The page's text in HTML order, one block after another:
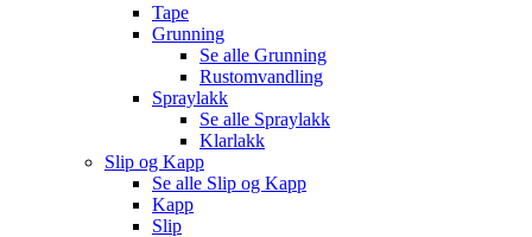
Tape
Grunning
Se alle Grunning
Rustomvandling
Spraylakk
Se alle Spraylakk
Klarlakk
Slip og Kapp
Se alle Slip og Kapp
Kapp
Slip